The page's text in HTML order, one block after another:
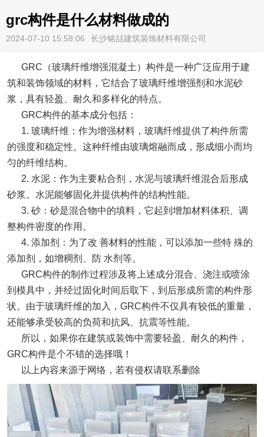
grc构件是什么材料做成的
2024-07-10 15:58:06 长沙铭喆建筑装饰材料有限公司
GRC（玻璃纤维增强混凝土）构件是一种广泛应用于建
筑和装饰领域的材料，它结合了玻璃纤维增强剂和水泥砂
浆，具有轻盈、耐久和多样化的特点。
GRC构件的基本成分包括：
1. 玻璃纤维：作为增强材料，玻璃纤维提供了构件所需
的强度和稳定性。这种纤维由玻璃熔融而成，形成细小而均
匀的纤维结构。
2. 水泥：作为主要粘合剂，水泥与玻璃纤维混合后形成
砂浆。水泥能够固化并提供构件的结构性能。
3. 砂：砂是混合物中的填料，它起到增加材料体积、调
整构件密度的作用。
4. 添加剂：为了改 善材料的性能，可以添加一些特 殊的
添加剂，如增稠剂、防 水剂等。
GRC构件的制作过程涉及将上述成分混合、浇注或喷涂
到模具中，并经过固化时间后取下，到后形成所需的构件形
状。由于玻璃纤维的加入，GRC构件不仅具有较低的重量，
还能够承受较高的负荷和抗风、抗震等性能。
所以，如果你在建筑或装饰中需要轻盈、耐久的构件，
GRC构件是个不错的选择哦！
以上内容来源于网络，若有侵权请联系删除